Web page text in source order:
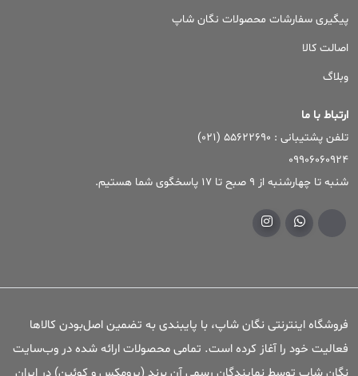
پیگیری سفارشات محصولات نگان شاپ
اصالت کالا
وبلاگ
ارتباط با ما
تلفن پشتیبانی : ۵۵۶۲۲۶۹۰ (۰۲۱)
09906060924
شنبه تا چهارشنبه از 9 صبح تا 17 پاسخگوی شما هستیم.
فروشگاه اینترنتی نگان شاپ، با پایبندی به تضمین اصل‌بودن کالاها
فعالیت خود را آغاز کرده است. تمامی محصولات ارائه شده در وب‌سایت